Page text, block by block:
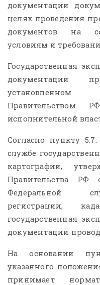
документации
целях проведения
документов на
условиям и
Государственная
документации
Правительством
исполнительной
Согласно пункту
службе
картографии,
Правительства
Федеральной
регистрации,
государственная
документации
На основании
указанного
принимает
1. Процесс
землеустроительной
подготовительные